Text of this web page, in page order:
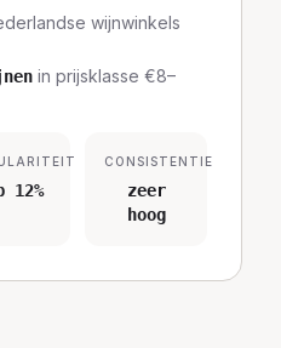
wijnwinkels
in prijsklasse €8–
12%
CONSISTENTIE
zeer
hoog